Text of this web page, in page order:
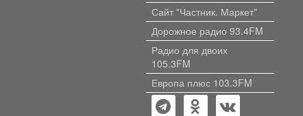
Сайт "Частник. Маркет"
Дорожное радио 93.4FM
Радио для двоих
105.3FM
Европа плюс 103.3FM